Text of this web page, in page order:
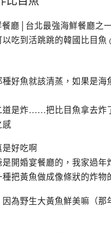
好魚就該清蒸，如果是海
道是炸……把比目魚拿去炸
感
好吃啊
開婚宴餐廳的，我家過年
把黃魚做成像條狀的炸物
為野生大黃魚鮮美嘛（那